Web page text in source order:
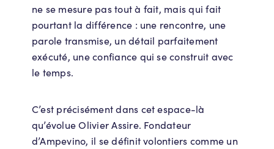
ne se mesure pas tout à fait, mais qui fait
pourtant la différence : une rencontre, une
parole transmise, un détail parfaitement
exécuté, une confiance qui se construit avec
le temps.
C’est précisément dans cet espace-là
qu’évolue Olivier Assire. Fondateur
d’Ampevino, il se définit volontiers comme un